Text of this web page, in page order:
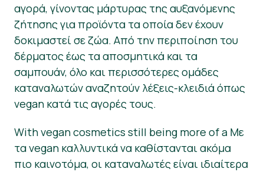
αγορά, γίνοντας μάρτυρας της αυξανόμενης
ζήτησης για προϊόντα τα οποία δεν έχουν
δοκιμαστεί σε ζώα. Από την περιποίηση του
δέρματος έως τα αποσμητικά και τα
σαμπουάν, όλο και περισσότερες ομάδες
καταναλωτών αναζητούν λέξεις-κλειδιά όπως
vegan κατά τις αγορές τους.
With vegan cosmetics still being more of a Με
τα vegan καλλυντικά να καθίστανται ακόμα
πιο καινοτόμα, οι καταναλωτές είναι ιδιαίτερα